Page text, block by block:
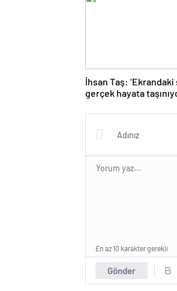
İhsan Taş:
gerçek hayata
Gönder
En az 10 karakter gerekli